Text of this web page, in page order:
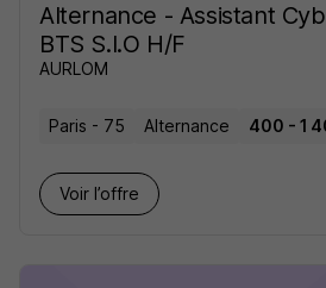
Alternance - Assistant
BTS S.I.O H/F
AURLOM
Paris - 75 Alternance 400 - 1
Voir l’offre